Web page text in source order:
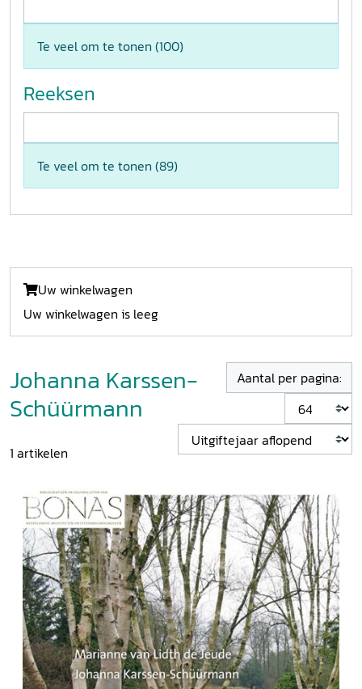
Te veel om te tonen (100)
Reeksen
Te veel om te tonen (89)
Uw winkelwagen
Uw winkelwagen is leeg
Johanna Karssen-
Schüürmann
1 artikelen
Aantal per pagina: